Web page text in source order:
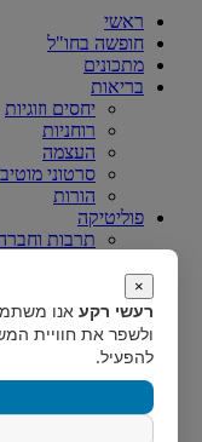
×
רעשי רקע אנו
ולשפר את חוויית
להפעיל.
ראשי
חופשה בחו"ל
מתכונים
בריאות
יחסים וזוגיות
רוחניות
העצמה
סרטוני
הורות
פוליטיקה
תרבות
רכב
משחקים
תופעות רשת
סרטי בעלי
אופנה